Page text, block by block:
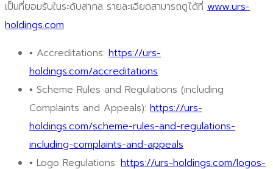
เป็นที่ยอมรับในระดับสากล รายละเอียดสามารถดูได้ที่ www.urs-
holdings.com
▪ Accreditations: https://urs-
holdings.com/accreditations
▪ Scheme Rules and Regulations (including
Complaints and Appeals): https://urs-
holdings.com/scheme-rules-and-regulations-
including-complaints-and-appeals
▪ Logo Regulations: https://urs-holdings.com/logos-